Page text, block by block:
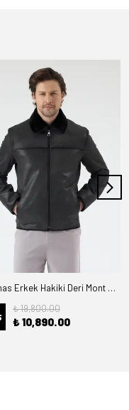
Thomas Erkek Hakiki Deri Mont Kürk Astarlı
₺ 19,800.00
₺ 10,890.00